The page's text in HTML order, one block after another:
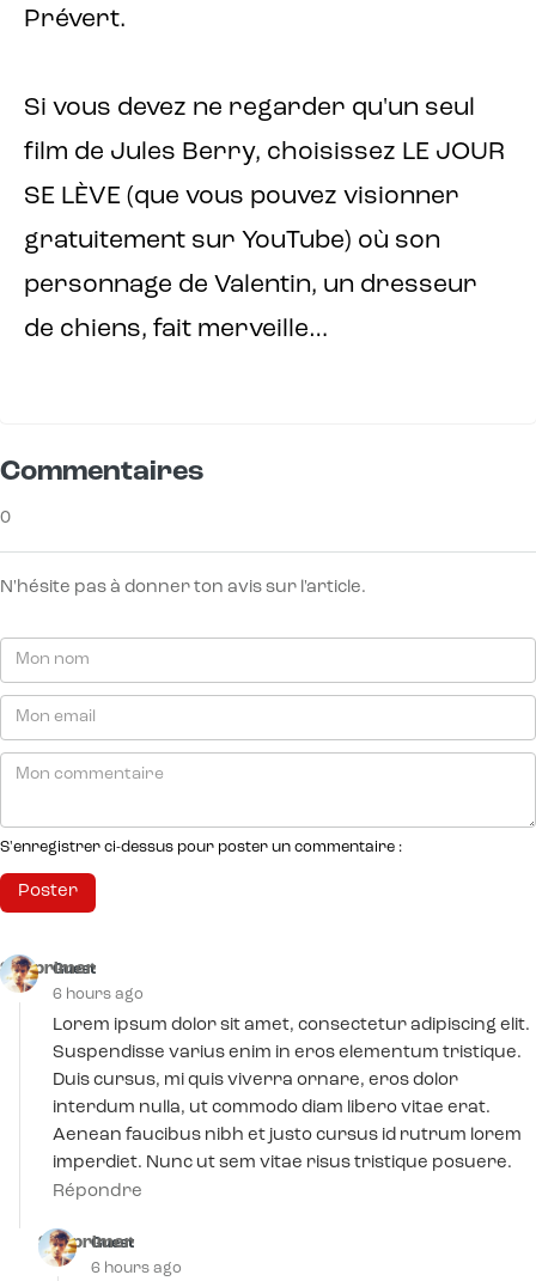
Prévert.
Si vous devez ne regarder qu'un seul
film de Jules Berry, choisissez LE JOUR
SE LÈVE (que vous pouvez visionner
gratuitement sur YouTube) où son
personnage de Valentin, un dresseur
de chiens, fait merveille…
Commentaires
0
N'hésite pas à donner ton avis sur l'article.
S'enregistrer ci-dessus pour poster un commentaire :
Guest
6 hours ago
Supprimer
Lorem ipsum dolor sit amet, consectetur adipiscing elit.
Suspendisse varius enim in eros elementum tristique.
Duis cursus, mi quis viverra ornare, eros dolor
interdum nulla, ut commodo diam libero vitae erat.
Aenean faucibus nibh et justo cursus id rutrum lorem
imperdiet. Nunc ut sem vitae risus tristique posuere.
Répondre
Guest
6 hours ago
Supprimer